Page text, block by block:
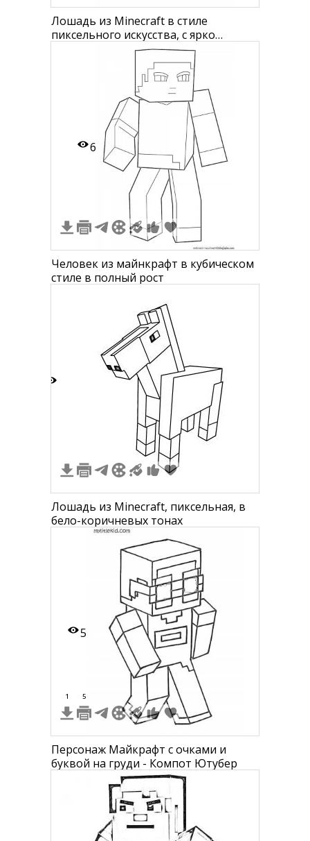
Лошадь из Minecraft в стиле
пиксельного искусства, с ярко
выраженными квадратными
формами и четкими линиями
6
Человек из майнкрафт в кубическом
стиле в полный рост
Лошадь из Minecraft, пиксельная, в
бело-коричневых тонах
5
1 5
Персонаж Майкрафт с очками и
буквой на груди - Компот Ютубер